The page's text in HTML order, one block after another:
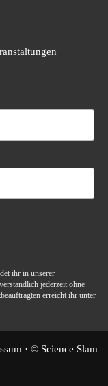
ihr in unserer
jederzeit ohne
erreicht ihr unter
· © Science Slam